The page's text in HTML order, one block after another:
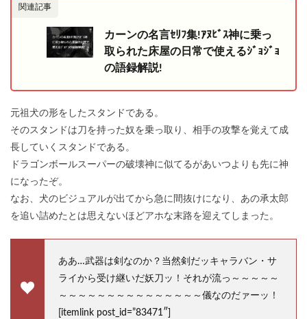
関連記事
カーンの名言ｾﾘﾌ集!ｱﾇﾋﾞｽ神に乗っ
取られた床屋の日常で使えるｼﾞｮｼﾞｮ
の語録解説!
元祖犬の形をしたスタンドである。
そのスタンドは刀を持った奴を乗っ取り、相手の攻撃を覚えて成
長していくスタンドである。
ドラゴンボールスーパーの破壊神に似てるがあいつよりも先に神
になったぞ。
なお、犬のビジュアルが出てから急に間抜けになり、あの承太郎
を追い詰めたとは思えないほどアホな末路を迎えてしまった。
ああ…武器は剣なのか？当然剣だッキャラバン・サ
ライから受け継いだ妖刀ッ！それが流っ～～～～～
～～～～～～～～～～～～～～～儀なのだァーッ！
[itemlink post_id=”83471″]